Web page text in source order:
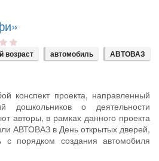
возраст автомобиль АВТОВАЗ
конспект проекта, направленный
дошкольников о деятельности
авторы, в рамках данного проекта
АВТОВАЗ в День открытых дверей,
с порядком создания автомобиля